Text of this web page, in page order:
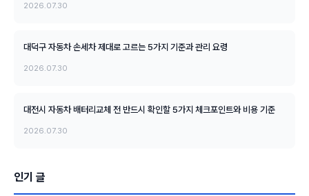
2026.07.30
대덕구 자동차 손세차 제대로 고르는 5가지 기준과 관리 요령
2026.07.30
대전시 자동차 배터리교체 전 반드시 확인할 5가지 체크포인트와 비용 기준
2026.07.30
인기 글